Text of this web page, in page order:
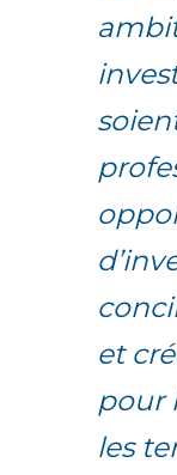
et
pour
les